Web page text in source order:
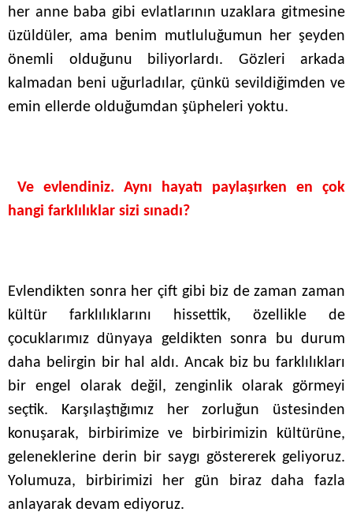
her anne baba gibi evlatlarının uzaklara gitmesine
üzüldüler, ama benim mutluluğumun her şeyden
önemli olduğunu biliyorlardı. Gözleri arkada
kalmadan beni uğurladılar, çünkü sevildiğimden ve
emin ellerde olduğumdan şüpheleri yoktu.
Ve evlendiniz. Aynı hayatı paylaşırken en çok
hangi farklılıklar sizi sınadı?
Evlendikten sonra her çift gibi biz de zaman zaman
kültür farklılıklarını hissettik, özellikle de
çocuklarımız dünyaya geldikten sonra bu durum
daha belirgin bir hal aldı. Ancak biz bu farklılıkları
bir engel olarak değil, zenginlik olarak görmeyi
seçtik. Karşılaştığımız her zorluğun üstesinden
konuşarak, birbirimize ve birbirimizin kültürüne,
geleneklerine derin bir saygı göstererek geliyoruz.
Yolumuza, birbirimizi her gün biraz daha fazla
anlayarak devam ediyoruz.